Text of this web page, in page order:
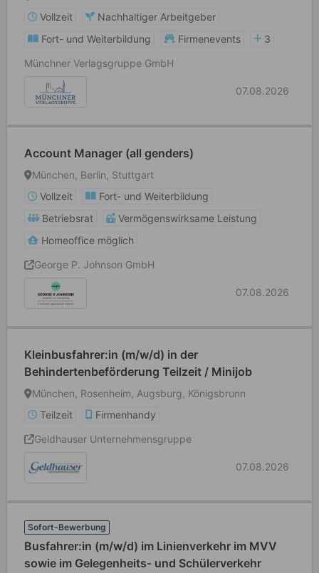
Vollzeit
Nachhaltiger Arbeitgeber
Fort- und Weiterbildung
Firmenevents
3
Münchner Verlagsgruppe GmbH
07.08.2026
Account Manager (all genders)
München, Berlin, Stuttgart
Vollzeit
Fort- und Weiterbildung
Betriebsrat
Vermögenswirksame Leistung
Homeoffice möglich
George P. Johnson GmbH
07.08.2026
Kleinbusfahrer:in (m/w/d) in der
Behindertenbeförderung Teilzeit / Minijob
München, Rosenheim, Augsburg, Königsbrunn
Teilzeit
Firmenhandy
Geldhauser Unternehmensgruppe
07.08.2026
Sofort-Bewerbung
Busfahrer:in (m/w/d) im Linienverkehr im MVV
sowie im Gelegenheits- und Schülerverkehr